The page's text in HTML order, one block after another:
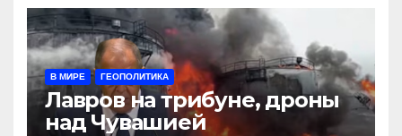
В МИРЕ ГЕОПОЛИТИКА
Лавров на трибуне, дроны
над Чувашией